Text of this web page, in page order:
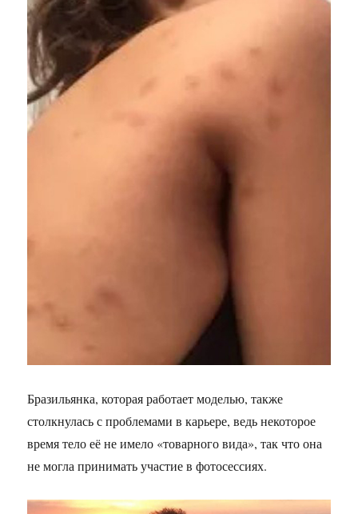
Бразильянка, которая работает моделью, также
столкнулась с проблемами в карьере, ведь некоторое
время тело её не имело «товарного вида», так что она
не могла принимать участие в фотосессиях.